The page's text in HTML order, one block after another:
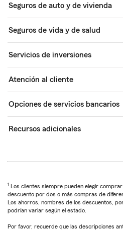
Seguros de auto y de vivienda
Seguros de vida y de salud
Servicios de inversiones
Atención al cliente
Opciones de servicios bancarios
Recursos adicionales
1 Los clientes siempre pueden elegir
descuento por dos o más compras de
Los ahorros, nombres de los descuentos,
podrían variar según el estado.
Por favor, recuerde que las descripciones